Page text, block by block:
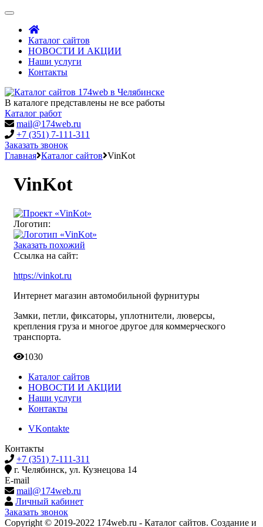
Toggle
navigation
Каталог сайтов
НОВОСТИ И АКЦИИ
Наши услуги
Контакты
В каталоге представлены не все работы
Каталог работ
mail@174web.ru
+7 (351) 7-111-311
Заказать звонок
Главная Каталог сайтов VinKot
VinKot
Логотип:
Заказать похожий
Ссылка на сайт:
https://vinkot.ru
Интернет магазин автомобильной фурнитуры
Замки, петли, фиксаторы, уплотнители, люверсы,
крепления груза и многое другое для коммерческого
транспорта.
1030
Каталог сайтов
НОВОСТИ И АКЦИИ
Наши услуги
Контакты
VKontakte
Контакты
+7 (351) 7-111-311
г. Челябинск, ул. Кузнецова 14
E-mail
mail@174web.ru
Личный кабинет
Заказать звонок
Copyright © 2019-2022 174web.ru - Каталог сайтов. Создание и